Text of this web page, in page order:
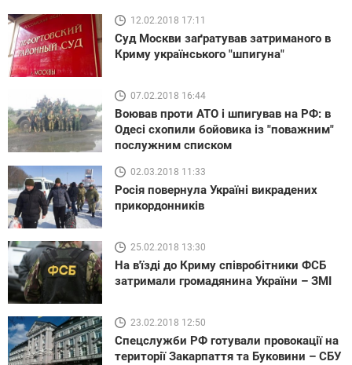
12.02.2018 17:11
Суд Москви заґратував затриманого в
Криму українського "шпигуна"
07.02.2018 16:44
Воював проти АТО і шпигував на РФ: в
Одесі схопили бойовика із "поважним"
послужним списком
02.03.2018 11:33
Росія повернула Україні викрадених
прикордонників
25.02.2018 13:30
На в'їзді до Криму співробітники ФСБ
затримали громадянина України – ЗМІ
23.02.2018 12:50
Спецслужби РФ готували провокації на
території Закарпаття та Буковини – СБУ